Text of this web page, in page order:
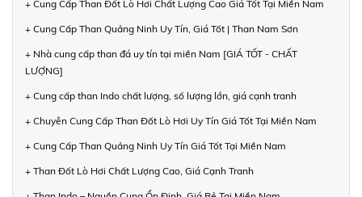
+ Cung Cấp Than Đốt Lò Hơi Chất Lượng Cao Giá Tốt Tại Miền Nam
+ Cung Cấp Than Quảng Ninh Uy Tín, Giá Tốt | Than Nam Sơn
+ Nhà cung cấp than đá uy tín tại miền Nam [GIÁ TỐT - CHẤT
LƯỢNG]
+ Cung cấp than Indo chất lượng, số lượng lớn, giá cạnh tranh
+ Chuyên Cung Cấp Than Đốt Lò Hơi Uy Tín Giá Tốt Tại Miền Nam
+ Cung Cấp Than Quảng Ninh Uy Tín Giá Tốt Tại Miền Nam
+ Than Đốt Lò Hơi Chất Lượng Cao, Giá Cạnh Tranh